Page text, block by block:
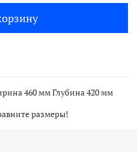
460 мм Глубина 420 мм
размеры!